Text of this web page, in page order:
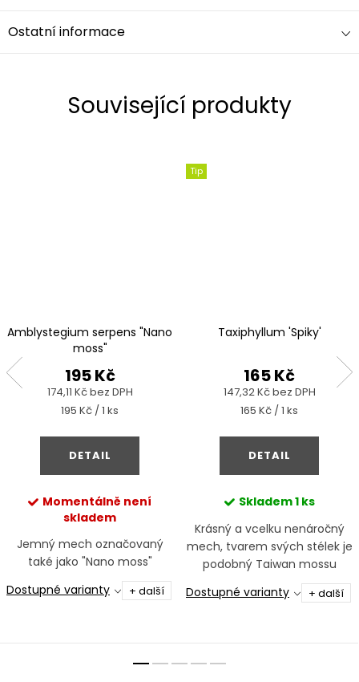
Ostatní informace
Související produkty
Amblystegium serpens "Nano
moss"
174,11 Kč bez DPH
195 Kč
Měrná
195 Kč / 1 ks
DETAIL
Momentálně není
skladem
Jemný mech označovaný
také jako "Nano moss"
Dostupné varianty
+ další
Tip
Taxiphyllum 'Spiky'
147,32 Kč bez DPH
165 Kč
Měrná
165 Kč / 1 ks
DETAIL
Skladem1 ks
Krásný a vcelku nenáročný
mech, tvarem svých stélek je
podobný Taiwan mossu
Dostupné varianty
+ další